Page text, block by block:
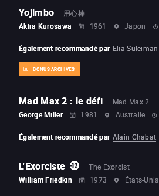
Yojimbo
用心棒
Akira Kurosawa
1961 Japon
BONUS ARCHIVES
Également recommandé par Elia Suleiman
Mad Max 2 : le défi
Mad Max 2
George Miller
1981 Australie
Également recommandé par Alain Chabat
L'Exorciste
The Exorcist
William Friedkin
1973 États-Unis